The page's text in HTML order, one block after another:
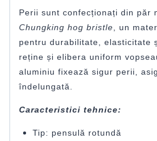
Perii sunt confecționați din păr
Chungking hog bristle , un
pentru durabilitate, elasticitate
reține și elibera uniform
aluminiu fixează sigur perii,
îndelungată.
Caracteristici tehnice:
Tip: pensulă rotundă